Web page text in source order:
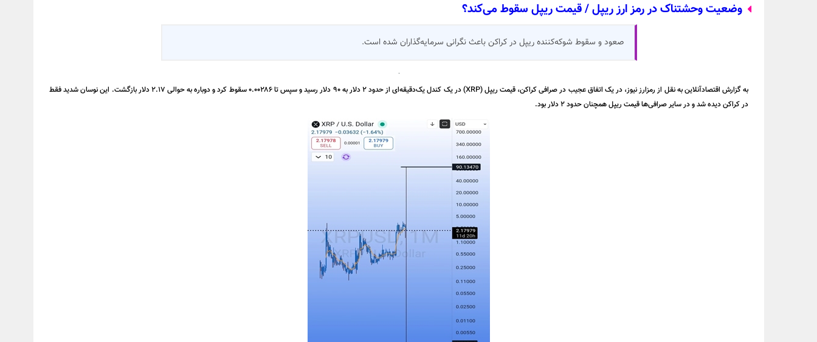
وضعیت وحشتناک در رمز ارز ریپل / قیمت ریپل سقوط می‌کند؟
صعود و سقوط شوکه‌کننده ریپل در کراکن باعث نگرانی سرمایه‌گذاران شده است.
به گزارش اقتصادآنلاین به نقل از رمزارز نیوز، در یک اتفاق عجیب در صرافی کراکن، قیمت ریپل (XRP) در یک کندل یک‌دقیقه‌ای از حدود ۲ دلار به ۹۰ دلار رسید و سپس تا ۰.۰۰۲۸۶ سقوط کرد و دوباره به حوالی ۲.۱۷ دلار بازگشت. این نوسان شدید فقط
در کراکن دیده شد و در سایر صرافی‌ها قیمت ریپل همچنان حدود ۲ دلار بود.